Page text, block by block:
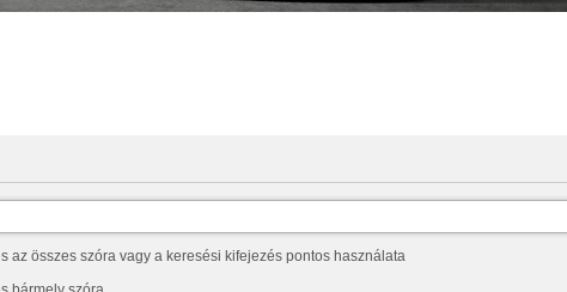
az összes szóra vagy a keresési kifejezés pontos használata